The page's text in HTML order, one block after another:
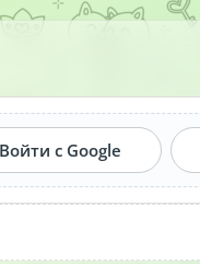
Войти с Google